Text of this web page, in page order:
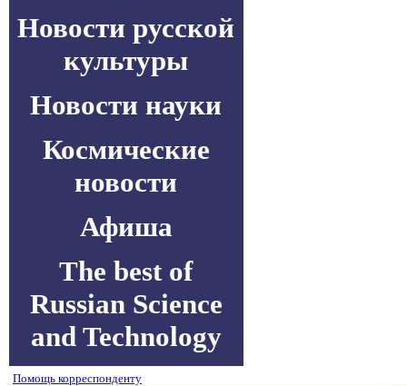
Новости русской
культуры
Новости науки
Космические
новости
Афиша
The best of
Russian Science
and Technology
Помощь корреспонденту